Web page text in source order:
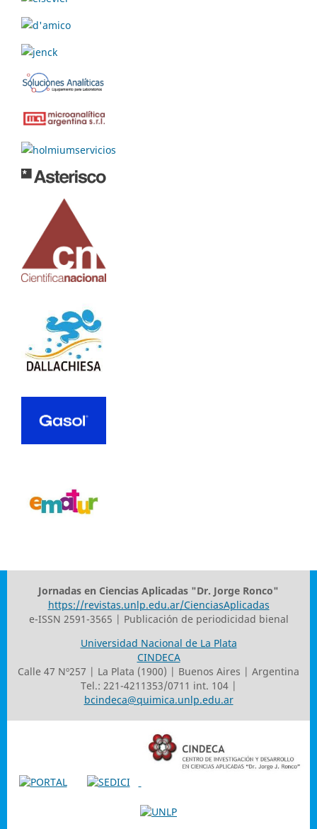
Jornadas en Ciencias Aplicadas "Dr. Jorge Ronco"
https://revistas.unlp.edu.ar/CienciasAplicadas
e-ISSN 2591-3565 | Publicación de periodicidad bienal
Universidad Nacional de La Plata
CINDECA
Calle 47 Nº257 | La Plata (1900) | Buenos Aires | Argentina
Tel.: 221-4211353/0711 int. 104 |
bcindeca@quimica.unlp.edu.ar